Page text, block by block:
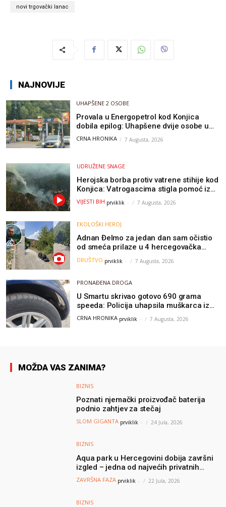
novi trgovački lanac
NAJNOVIJE
UHAPŠENE 2 OSOBE
Provala u Energopetrol kod Konjica
dobila epilog: Uhapšene dvije osobe u
Čapljini i Jablanici
CRNA HRONIKA 7 Augusta, 2026
UDRUŽENE SNAGE
Herojska borba protiv vatrene stihije kod
Konjica: Vatrogascima stigla pomoć iz
Sarajeva, helikopteri i Air Tractori
udružili snage
VIJESTI BIH prviklik - 7 Augusta, 2026
EKOLOŠKI HEROJ
Adnan Đelmo za jedan dan sam očistio
od smeća prilaze u 4 hercegovačka
grada: “Danas nisam čistio samo smeće,
čistio sam sliku o nama”
DRUŠTVO prviklik - 7 Augusta, 2026
PRONAĐENA DROGA
U Smartu skrivao gotovo 690 grama
speeda: Policija uhapsila muškarca iz
Hercegovine
CRNA HRONIKA prviklik - 7 Augusta, 2026
MOŽDA VAS ZANIMA?
BIZNIS
Poznati njemački proizvođač baterija
podnio zahtjev za stečaj
SLOM GIGANTA prviklik - 24 Jula, 2026
BIZNIS
Aqua park u Hercegovini dobija završni
izgled – jedna od najvećih privatnih
turističkih investicija vrijedna oko 50
ZAVRŠNA FAZA prviklik - 22 Jula, 2026
BIZNIS